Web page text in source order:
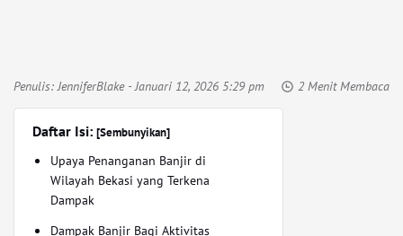
Penulis:JenniferBlake- Januari 12, 2026 5:29 pm 2 Menit Membaca
Daftar Isi: [Sembunyikan]
Upaya Penanganan Banjir di
Wilayah Bekasi yang Terkena
Dampak
Dampak Banjir Bagi Aktivitas